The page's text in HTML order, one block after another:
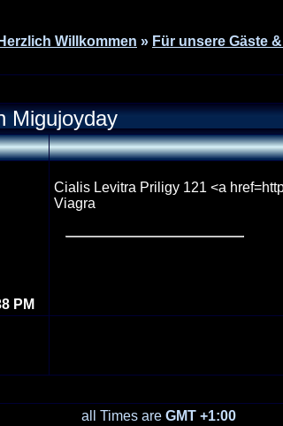
Herzlich Willkommen » Für unsere Gäste
Migujoyday
Cialis Levitra Priligy 121 <a
Viagra
PM
all Times are GMT +1:00